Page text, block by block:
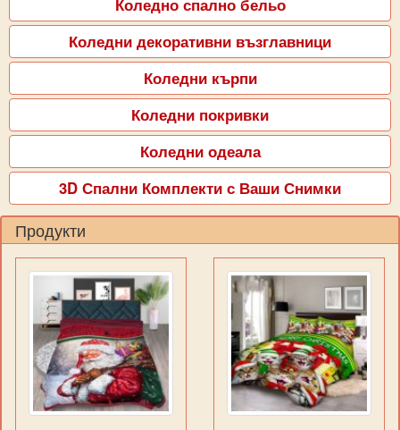
Коледно спално бельо
Коледни декоративни възглавници
Коледни кърпи
Коледни покривки
Коледни одеала
3D Спални Комплекти с Ваши Снимки
Продукти